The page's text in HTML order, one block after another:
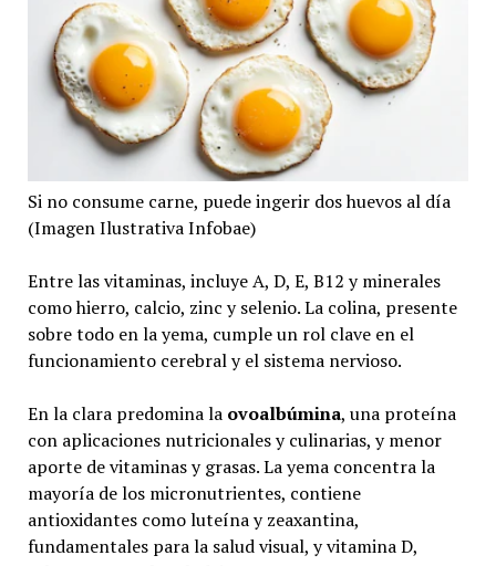
Si no consume carne, puede ingerir dos huevos al día
(Imagen Ilustrativa Infobae)
Entre las vitaminas, incluye A, D, E, B12 y minerales
como hierro, calcio, zinc y selenio. La colina, presente
sobre todo en la yema, cumple un rol clave en el
funcionamiento cerebral y el sistema nervioso.
En la clara predomina la ovoalbúmina, una proteína
con aplicaciones nutricionales y culinarias, y menor
aporte de vitaminas y grasas. La yema concentra la
mayoría de los micronutrientes, contiene
antioxidantes como luteína y zeaxantina,
fundamentales para la salud visual, y vitamina D,